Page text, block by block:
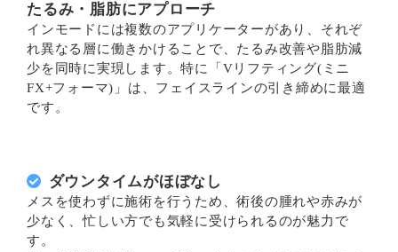
たるみ・脂肪にアプローチ
インモードには複数のアプリケーターがあり、それぞ
れ異なる層に働きかけることで、たるみ改善や脂肪減
少を同時に実現します。特に「Vリフティング(ミニ
FX+フォーマ)」は、フェイスラインの引き締めに最適
です。
ダウンタイムがほぼなし
メスを使わずに施術を行うため、術後の腫れや赤みが
少なく、忙しい方でも気軽に受けられるのが魅力で
す。